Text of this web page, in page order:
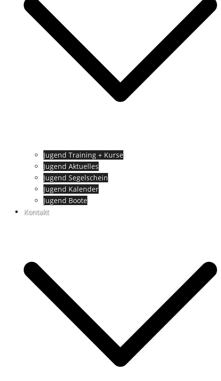
Jugend Training + Kurse
Jugend Aktuelles
Jugend Segelschein
Jugend Kalender
Jugend Boote
Kontakt